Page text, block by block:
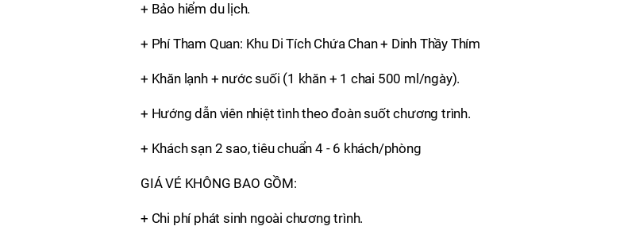
+ Bảo hiểm du lịch.
+ Phí Tham Quan: Khu Di Tích Chứa Chan + Dinh Thầy Thím
+ Khăn lạnh + nước suối (1 khăn + 1 chai 500 ml/ngày).
+ Hướng dẫn viên nhiệt tình theo đoàn suốt chương trình.
+ Khách sạn 2 sao, tiêu chuẩn 4 - 6 khách/phòng
GIÁ VÉ KHÔNG BAO GỒM:
+ Chi phí phát sinh ngoài chương trình.